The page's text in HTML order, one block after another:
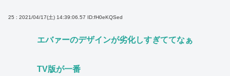
25 : 2021/04/17(土) 14:39:06.57 ID:fH0eKQSed
エバァーのデザインが劣化しすぎててなぁ
TV版が一番